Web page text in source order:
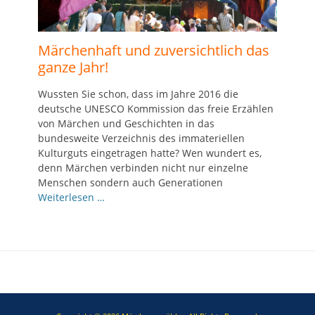
Märchenhaft und zuversichtlich das
ganze Jahr!
Wussten Sie schon, dass im Jahre 2016 die
deutsche UNESCO Kommission das freie Erzählen
von Märchen und Geschichten in das
bundesweite Verzeichnis des immateriellen
Kulturguts eingetragen hatte? Wen wundert es,
denn Märchen verbinden nicht nur einzelne
Menschen sondern auch Generationen
Weiterlesen …